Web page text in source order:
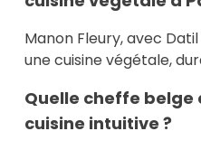
Manon Fleury, avec
une cuisine végétale,
Quelle cheffe belge
cuisine intuitive ?